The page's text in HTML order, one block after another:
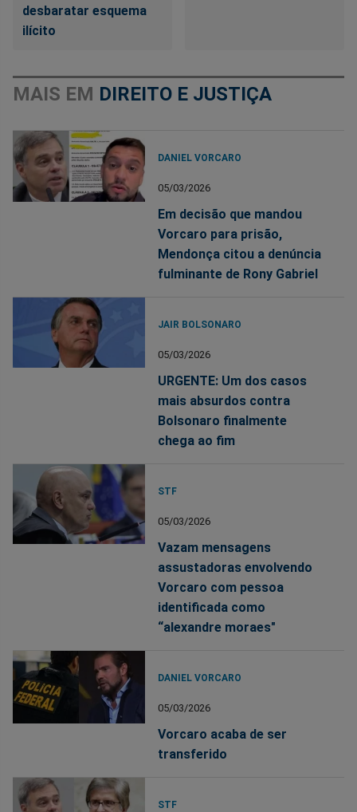
desbaratar esquema
ilícito
MAIS EM DIREITO E JUSTIÇA
DANIEL VORCARO
05/03/2026
Em decisão que mandou
Vorcaro para prisão,
Mendonça citou a denúncia
fulminante de Rony Gabriel
JAIR BOLSONARO
05/03/2026
URGENTE: Um dos casos
mais absurdos contra
Bolsonaro finalmente
chega ao fim
STF
05/03/2026
Vazam mensagens
assustadoras envolvendo
Vorcaro com pessoa
identificada como
“alexandre moraes"
DANIEL VORCARO
05/03/2026
Vorcaro acaba de ser
transferido
STF